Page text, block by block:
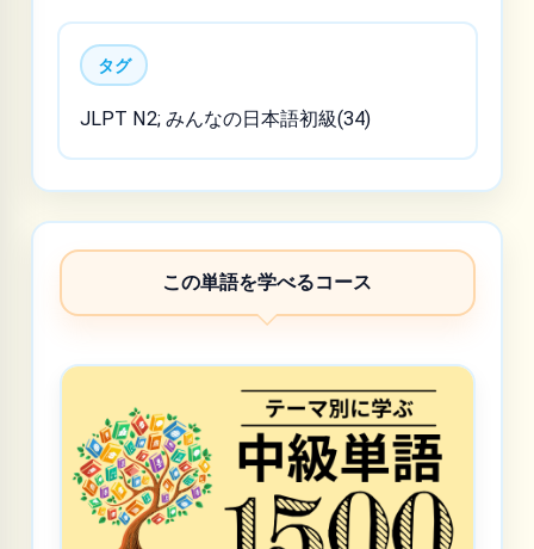
タグ
JLPT N2; みんなの日本語初級(34)
この単語を学べるコース